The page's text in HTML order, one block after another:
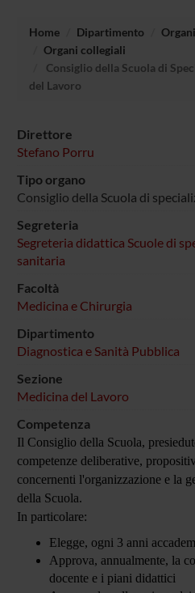
Home Dipartimento
Organi collegiali
Consiglio della Scuola di
del Lavoro
Direttore
Stefano Porru
Tipo organo
Consiglio della Scuola di
Segreteria
Segreteria didattica Scuole di
sanitaria
Facoltà
Medicina e Chirurgia
Dipartimento
Diagnostica e Sanità Pubblica
Sezione
Medicina del Lavoro
Competenza
Il Consiglio della Scuola,
competenze deliberative,
concernenti l'organizzazione e la
della Scuola.
In particolare:
Elegge, ogni 3 anni
Approva, annualmente, la
docente e i piani didattici